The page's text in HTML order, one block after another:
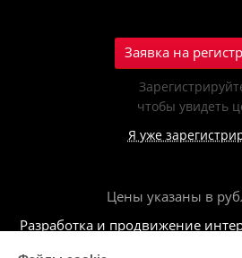
Заявка на
чтобы увидеть
Я уже
Цены указаны в
Разработка и продвижение